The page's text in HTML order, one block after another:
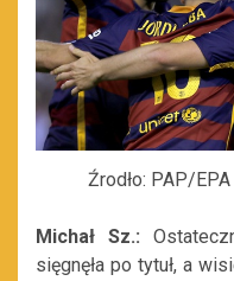
Źrodło: PAP/
Michał Sz.:
sięgnęła po tytuł, a